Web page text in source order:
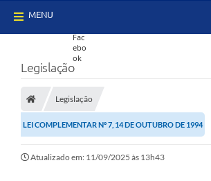
MENU
Legislação
Legislação
LEI COMPLEMENTAR Nº 7, 14 DE OUTUBRO DE 1994
Atualizado em: 11/09/2025 às 13h43